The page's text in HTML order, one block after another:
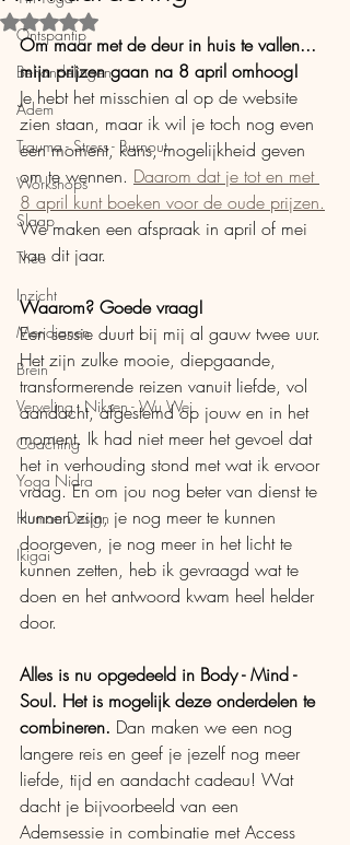
Ontspantip
Behandelingen
Adem
Trauma - Stress - Burnout
Workshops
Slaap
Thee
Inzicht
Meridianen
Brein
Verveling - Niksen - Wu Wei
Coaching
Yoga Nidra
Human Design
Ikigai
Beoordeeld met NaN uit 5 sterren.
Om maar met de deur in huis te vallen...
mijn prijzen gaan na 8 april omhoog!
Je hebt het misschien al op de website
zien staan, maar ik wil je toch nog even
een moment, kans, mogelijkheid geven
om te wennen. Daarom dat je tot en met
8 april kunt boeken voor de oude prijzen.
We maken een afspraak in april of mei
van dit jaar.
Waarom? Goede vraag!
Een sessie duurt bij mij al gauw twee uur.
Het zijn zulke mooie, diepgaande,
transformerende reizen vanuit liefde, vol
aandacht, afgestemd op jouw en in het
moment. Ik had niet meer het gevoel dat
het in verhouding stond met wat ik ervoor
vraag. En om jou nog beter van dienst te
kunnen zijn, je nog meer te kunnen
doorgeven, je nog meer in het licht te
kunnen zetten, heb ik gevraagd wat te
doen en het antwoord kwam heel helder
door.
Alles is nu opgedeeld in Body - Mind -
Soul. Het is mogelijk deze onderdelen te
combineren. Dan maken we een nog
langere reis en geef je jezelf nog meer
liefde, tijd en aandacht cadeau! Wat
dacht je bijvoorbeeld van een
Ademsessie in combinatie met Access